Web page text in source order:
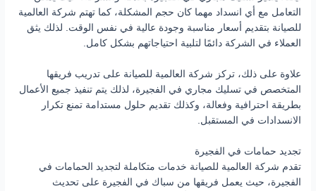
التعامل مع أي انسداد مهما كان حجم المشكلة، كما تهتم شركة العالمية
للصيانة بتقديم أسعار مناسبة وجودة عالية في نفس الوقت. لذلك يثق
العملاء في الشركة دائمًا لتلبية احتياجاتهم بشكل كامل.
علاوة على ذلك، تركز شركة العالمية للصيانة على تدريب فريقها
المتخصص في تسليك مجاري في الفجيرة، لذلك يتم تنفيذ جميع الأعمال
بطريقة احترافية وفعالة، وكذلك تقديم حلول مستدامة تمنع تكرار
الانسدادات في المستقبل.
تجديد حمامات في الفجيرة
تقدم شركة العالمية للصيانة خدمات متكاملة لتجديد الحمامات في
الفجيرة، حيث يعمل فريقها من سباك في الفجيرة على تحديث